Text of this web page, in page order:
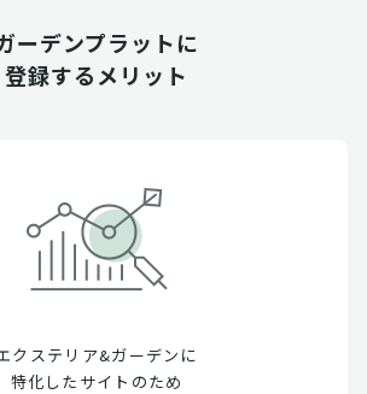
ーデンプラットに
登録するメリット
クステリア&ガーデンに
特化したサイトのため